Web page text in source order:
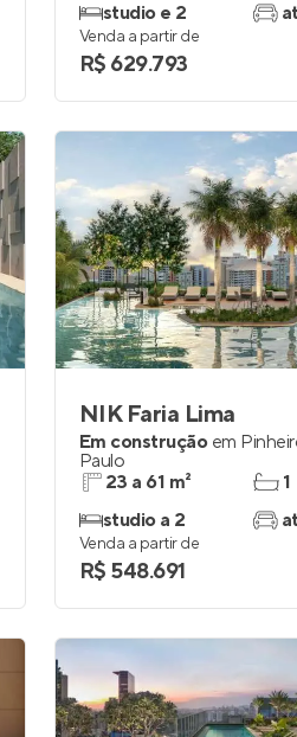
studio e 2
Venda a partir de
R$ 629.793
NIK Faria Lima
Em construção em
Paulo
23 a 61 m²
studio a 2
1
Venda a partir de
R$ 548.691